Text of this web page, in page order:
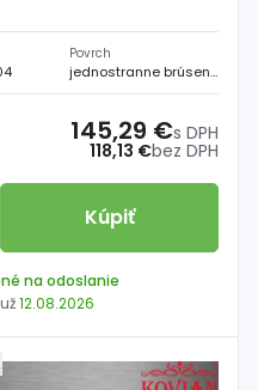
Povrch
jednostranne brúsený
118,13 €bez DPH
145,29 €s DPH
Kúpiť
na odoslanie
12.08.2026